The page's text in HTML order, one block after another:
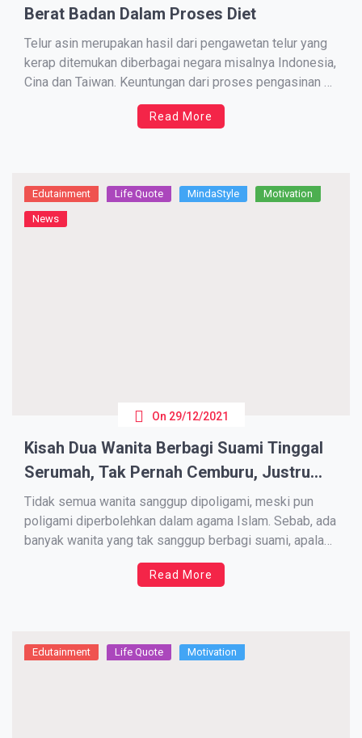
Berat Badan Dalam Proses Diet
Telur asin merupakan hasil dari pengawetan telur yang
kerap ditemukan diberbagai negara misalnya Indonesia,
Cina dan Taiwan. Keuntungan dari proses pengasinan di
samping pengawetan juga bisa meningkatkan cita rasa
khas masir atau berpasir yang didapatkan dari kuning
Read More
Edutainment Life Quote MindaStyle Motivation
News
On 29/12/2021
Kisah Dua Wanita Berbagi Suami Tinggal
Serumah, Tak Pernah Cemburu, Justru
Saling Cinta dan Bahagia
Tidak semua wanita sanggup dipoligami, meski pun
poligami diperbolehkan dalam agama Islam. Sebab, ada
banyak wanita yang tak sanggup berbagi suami, apalagi
harus tinggal bersama dalam satu rumah. Namun
demikian, ada juga wanita yang sanggup berbagi suami
Read More
Edutainment Life Quote Motivation